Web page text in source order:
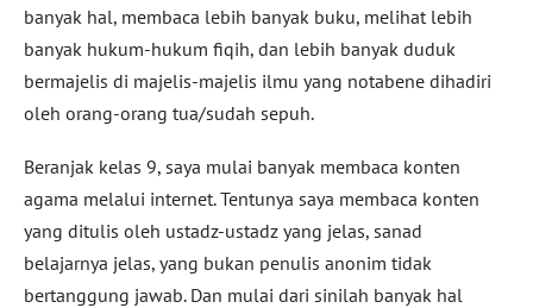
banyak hal, membaca lebih banyak buku, melihat lebih
banyak hukum-hukum fiqih, dan lebih banyak duduk
bermajelis di majelis-majelis ilmu yang notabene dihadiri
oleh orang-orang tua/sudah sepuh.
Beranjak kelas 9, saya mulai banyak membaca konten
agama melalui internet. Tentunya saya membaca konten
yang ditulis oleh ustadz-ustadz yang jelas, sanad
belajarnya jelas, yang bukan penulis anonim tidak
bertanggung jawab. Dan mulai dari sinilah banyak hal